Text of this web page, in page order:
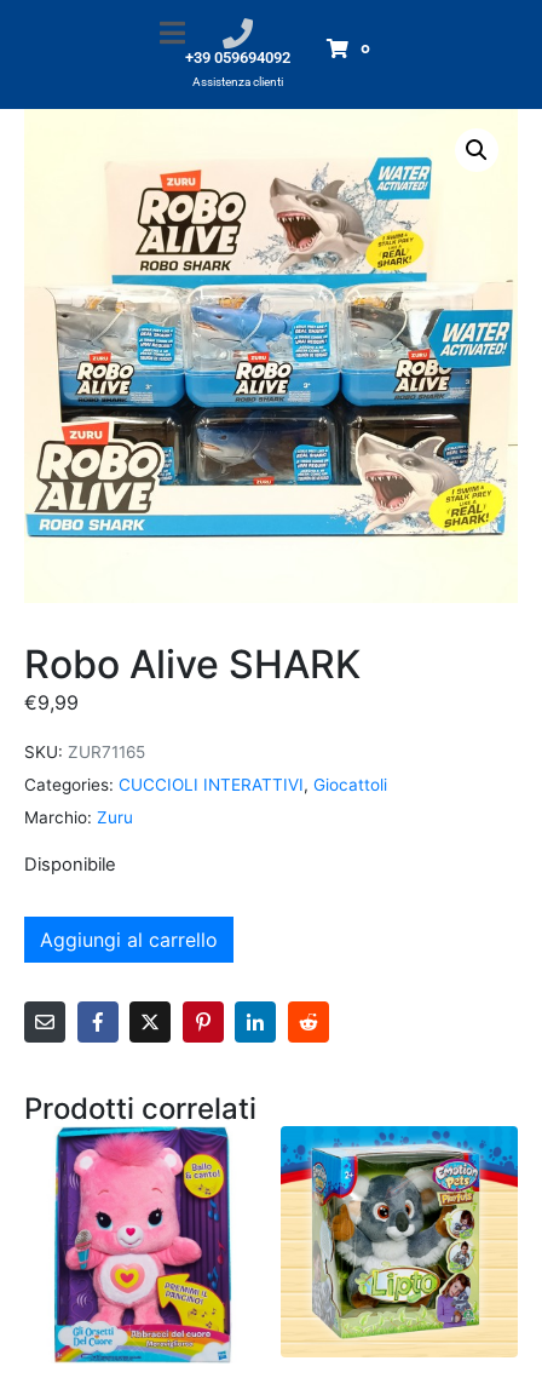
+39 059694092
Assistenza clienti
0
Prodotti Robo Alive SHARK
Robo Alive SHARK
€9,99
SKU: ZUR71165
Categories: CUCCIOLI INTERATTIVI, Giocattoli
Marchio: Zuru
Disponibile
Aggiungi al carrello
Prodotti correlati